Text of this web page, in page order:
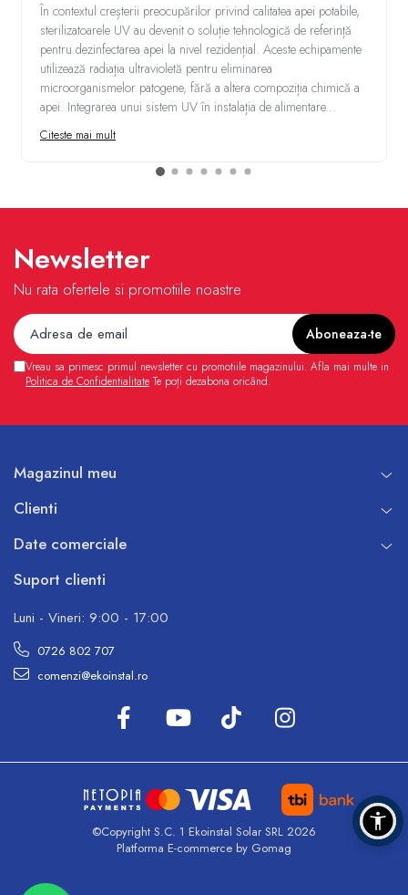
În contextul creșterii preocupărilor privind calitatea apei potabile,
sterilizatoarele UV au devenit o soluție tehnologică de referință
pentru dezinfectarea apei la nivel rezidențial. Aceste echipamente
utilizează radiația ultravioletă pentru eliminarea
microorganismelor patogene, fără a altera compoziția chimică a
apei. Integrarea unui sistem UV în instalația de alimentare...
Citeste mai mult
Newsletter
Nu rata ofertele si promotiile noastre
Vreau sa primesc primul newsletter cu promotiile magazinului. Afla mai multe in
Politica de Confidentialitate Te poți dezabona oricând.
Magazinul meu
Clienti
Date comerciale
Suport clienti
Luni - Vineri: 9:00 - 17:00
0726 802 707
comenzi@ekoinstal.ro
©Copyright S.C. 1 Ekoinstal Solar SRL 2026
Platforma E-commerce by Gomag